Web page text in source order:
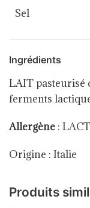
Sel
Ingrédients
LAIT pasteurisé
ferments
Allergène :
Origine : Italie
Produits